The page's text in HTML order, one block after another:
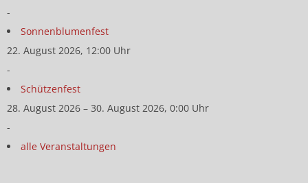
-
Sonnenblumenfest
22. August 2026, 12:00 Uhr
-
Schützenfest
28. August 2026 – 30. August 2026, 0:00 Uhr
-
alle Veranstaltungen